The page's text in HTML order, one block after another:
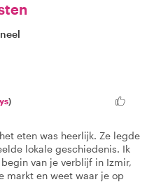
)
eten was heerlijk. Ze legde
lokale geschiedenis. Ik
van je verblijf in Izmir,
markt en weet waar je op